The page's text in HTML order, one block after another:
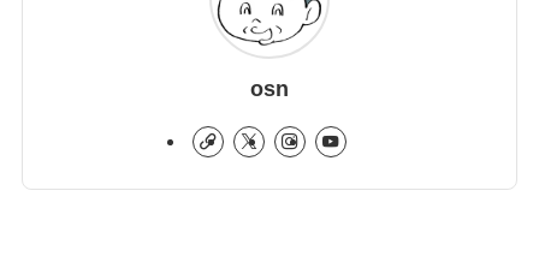
osn